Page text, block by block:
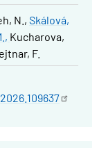
N.
Skálová,
Kucharova,
F.